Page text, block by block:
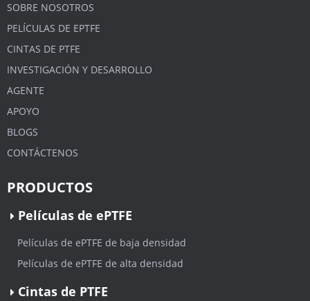
SOBRE NOSOTROS
PELÍCULAS DE EPTFE
CINTAS DE PTFE
INVESTIGACIÓN Y DESARROLLO
AGENTE
APOYO
BLOGS
CONTÁCTENOS
PRODUCTOS
Películas de ePTFE
Películas de ePTFE de baja densidad
Películas de ePTFE de alta densidad
Cintas de PTFE